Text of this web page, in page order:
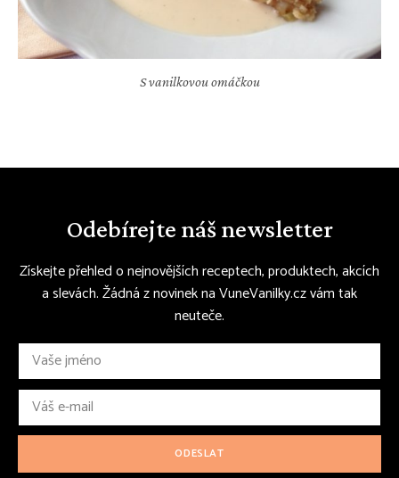
S vanilkovou omáčkou
Odebírejte náš newsletter
Získejte přehled o nejnovějších receptech, produktech, akcích
a slevách. Žádná z novinek na VuneVanilky.cz vám tak
neuteče.